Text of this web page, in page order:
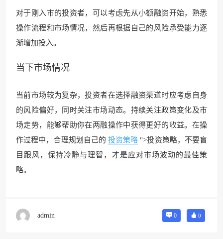
对于刚入市的投资者，可以考虑先从小额融资开始，熟悉
操作流程和市场情况，然后再根据自己的风险承受能力逐
渐增加投入。
当下市场情况
当前市场较为复杂，投资者在选择融资渠道时应考虑自身
的风险偏好，同时关注市场动态。持续关注政策变化及市
场走势，能够帮助你在两融操作中获得更好的收益。在操
作过程中，合理规划自己的 投资策略 ">投资策略，不要盲
目跟风，保持冷静与理智，才是应对市场波动的最佳策
略。
admin 0 0